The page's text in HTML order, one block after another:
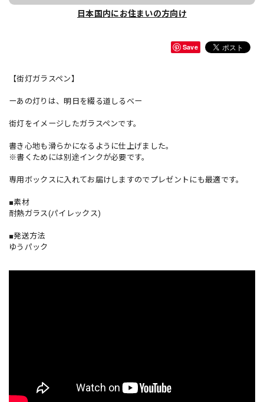
日本国内にお住まいの方向け
Save
【街灯ガラスペン】
ーあの灯りは、明日を綴る道しるべー
街灯をイメージしたガラスペンです。
書き心地も滑らかになるように仕上げました。
※書くためには別途インクが必要です。
専用ボックスに入れてお届けしますのでプレゼントにも最適です。
■素材
耐熱ガラス(パイレックス)
■発送方法
ゆうパック